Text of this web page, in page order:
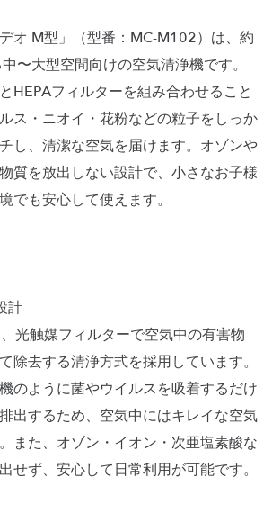
オ M型」（型番：MC-M102）は、約
〜大型空間向けの空気清浄機です。
HEPAフィルターを組み合わせること
ス・ニオイ・花粉などの粒子をしっか
し、清潔な空気を届けます。オゾンや
質を放出しない設計で、小さなお子様
でも安心して使えます。
計
光触媒フィルターで空気中の有害物
除去する清浄方式を採用しています。
のように菌やウイルスを吸着するだけ
出するため、空気中にはキレイな空気
また、オゾン・イオン・次亜塩素酸な
せず、安心して日常利用が可能です。